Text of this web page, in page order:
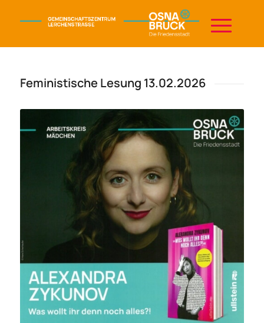
Feministische Lesung 13.02.2026